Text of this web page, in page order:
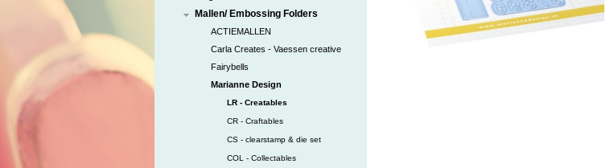
Mallen/ Embossing Folders
ACTIEMALLEN
Carla Creates - Vaessen creative
Fairybells
Marianne Design
LR - Creatables
CR - Craftables
CS - clearstamp & die set
COL - Collectables